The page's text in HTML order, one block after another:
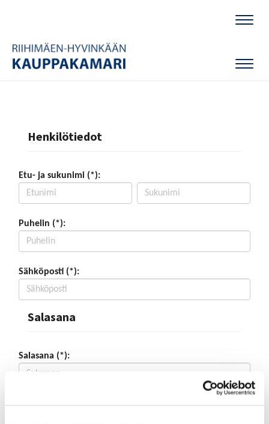
Henkilötiedot
Etu- ja sukunimi (*):
Puhelin (*):
Sähköposti (*):
Salasana
Salasana (*):